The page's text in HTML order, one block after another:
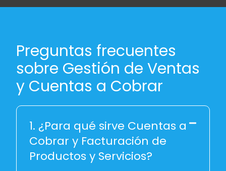
Preguntas frecuentes
sobre Gestión de Ventas
y Cuentas a Cobrar
1. ¿Para qué sirve Cuentas a
Cobrar y Facturación de
Productos y Servicios?